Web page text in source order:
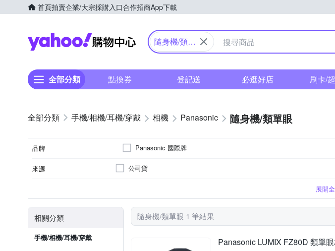
首頁拍賣企業/大宗採購入口合作招商App下載
Yahoo購物中心
隨身機/類單
全部分類 點換券 登記送 必逛好店 刷卡/
手機/相機/耳機/穿戴 相機 Panasonic 隨身機/類單眼
品牌 Panasonic 國際牌
來源 公司貨
展開
相關分類
手機/相機/耳機/穿戴
隨身機/類單眼 1 筆結果
Panasonic LUMIX FZ80D 類單